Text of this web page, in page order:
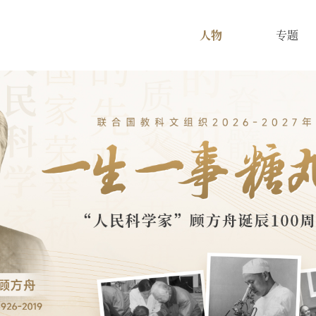
人物 专题
热搜关键词： 国家图书馆 中国记忆 口述史